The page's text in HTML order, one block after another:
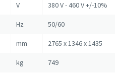
V 380 V - 460 V +/-10%
Hz 50/60
mm 2765 x 1346 x 1435
kg 749